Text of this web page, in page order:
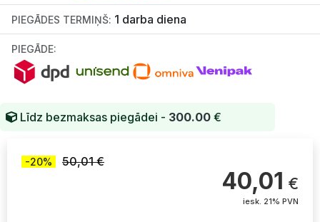
PIEGĀDES TERMIŅŠ: 1 darba diena
PIEGĀDE:
Līdz bezmaksas piegādei - 300.00 €
-20% 50,01 €
40,01 €
iesk. 21% PVN